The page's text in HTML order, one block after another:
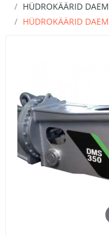
HÜDROKÄÄRID
HÜDROKÄÄRID